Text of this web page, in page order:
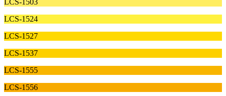
LCS-1503
LCS-1524
LCS-1527
LCS-1537
LCS-1555
LCS-1556